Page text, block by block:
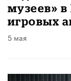
музеев»
игровых
5 мая